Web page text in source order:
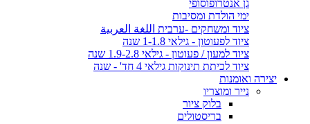
גן אנטרופוסופי
ימי הולדת ומסיבות
ציוד ומשחקים -ערבית اللغة العربية
ציוד לפעוטון - גילאי 1-1.8 שנה
ציוד למעון / פעוטון - גילאי 1.9-2.8 שנה
ציוד לכיתת תינוקות גילאי 4 חד' - שנה
יצירה ואומנות
נייר ומוצריו
בלוק ציור
בריסטולים